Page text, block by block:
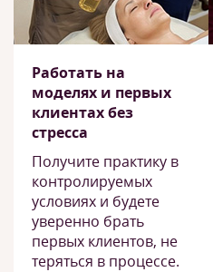
Работать на
моделях и первых
клиентах без
стресса
Получите практику в
контролируемых
условиях и будете
уверенно брать
первых клиентов, не
теряться в процессе.